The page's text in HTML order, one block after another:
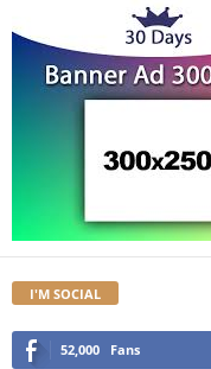
I'M SOCIAL
52,000 Fans